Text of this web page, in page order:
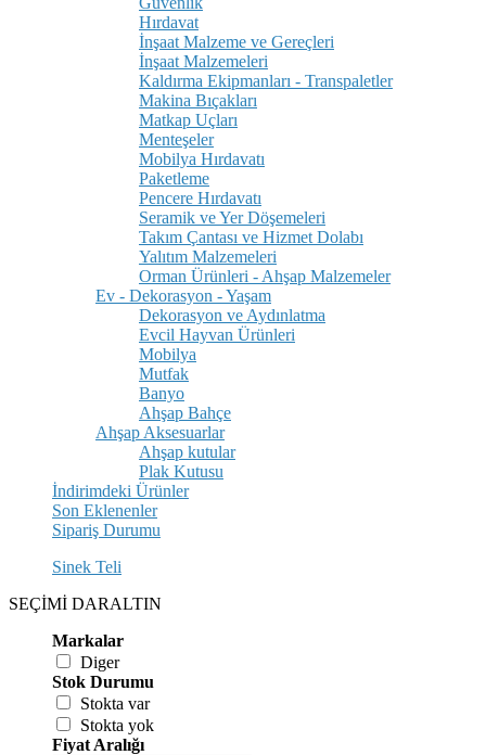
Hırdavat
İnşaat Malzeme ve Gereçleri
İnşaat Malzemeleri
Kaldırma Ekipmanları - Transpaletler
Makina Bıçakları
Matkap Uçları
Menteşeler
Mobilya Hırdavatı
Paketleme
Pencere Hırdavatı
Seramik ve Yer Döşemeleri
Takım Çantası ve Hizmet Dolabı
Yalıtım Malzemeleri
Orman Ürünleri - Ahşap Malzemeler
Ev - Dekorasyon - Yaşam
Dekorasyon ve Aydınlatma
Evcil Hayvan Ürünleri
Mobilya
Mutfak
Banyo
Ahşap Bahçe
Ahşap Aksesuarlar
Ahşap kutular
Plak Kutusu
İndirimdeki Ürünler
Son Eklenenler
Sipariş Durumu
Sinek Teli
SEÇİMİ DARALTIN
Markalar
Diger
Stok Durumu
Stokta var
Stokta yok
Fiyat Aralığı